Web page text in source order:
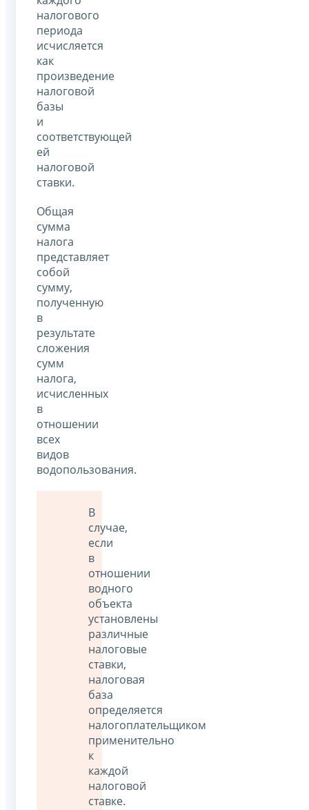
налогового
периода
исчисляется
как
произведение
налоговой
базы
и
соответствующей
ей
налоговой
ставки.
Общая
сумма
налога
представляет
собой
сумму,
полученную
в
результате
сложения
сумм
налога,
исчисленных
в
отношении
всех
видов
водопользования.
В
случае,
если
в
отношении
водного
объекта
установлены
различные
налоговые
ставки,
налоговая
база
определяется
налогоплательщиком
применительно
к
каждой
налоговой
ставке.